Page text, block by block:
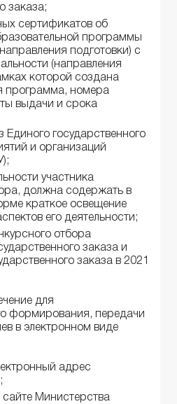
заказа;
сертификатов об
программы
подготовки) с
(направления
которой создана
программа, номера
выдачи и срока
Единого государственного
и организаций
участника
должна содержать в
краткое освещение
его деятельности;
отбора
заказа и
заказа в 2021
для
формирования, передачи
в электронном виде
адрес
Министерства